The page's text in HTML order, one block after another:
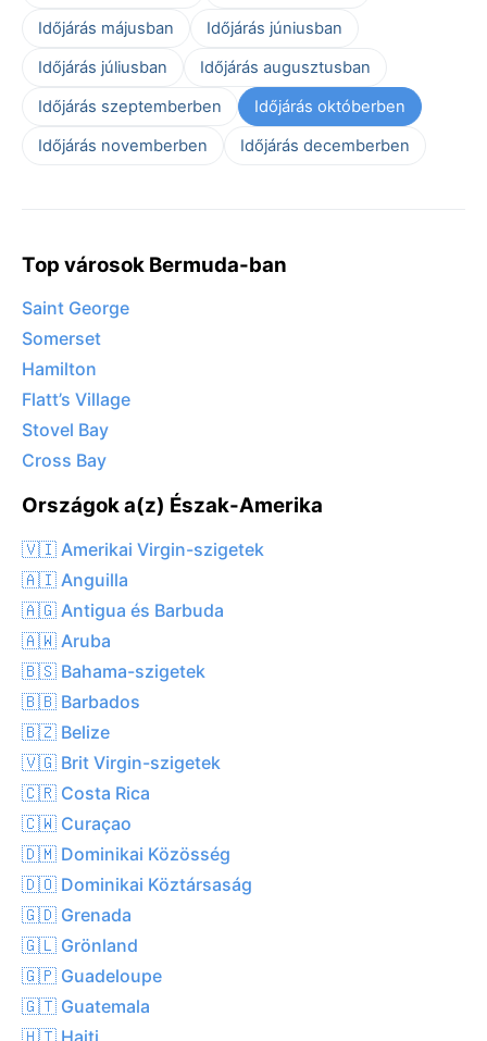
Időjárás májusban
Időjárás júniusban
Időjárás júliusban
Időjárás augusztusban
Időjárás szeptemberben
Időjárás októberben
Időjárás novemberben
Időjárás decemberben
Top városok Bermuda-ban
Saint George
Somerset
Hamilton
Flatt’s Village
Stovel Bay
Cross Bay
Országok a(z) Észak-Amerika
🇻🇮 Amerikai Virgin-szigetek
🇦🇮 Anguilla
🇦🇬 Antigua és Barbuda
🇦🇼 Aruba
🇧🇸 Bahama-szigetek
🇧🇧 Barbados
🇧🇿 Belize
🇻🇬 Brit Virgin-szigetek
🇨🇷 Costa Rica
🇨🇼 Curaçao
🇩🇲 Dominikai Közösség
🇩🇴 Dominikai Köztársaság
🇬🇩 Grenada
🇬🇱 Grönland
🇬🇵 Guadeloupe
🇬🇹 Guatemala
🇭🇹 Haiti